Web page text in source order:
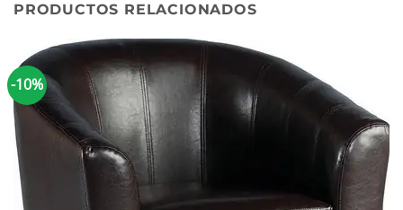
PRODUCTOS RELACIONADOS
-10%